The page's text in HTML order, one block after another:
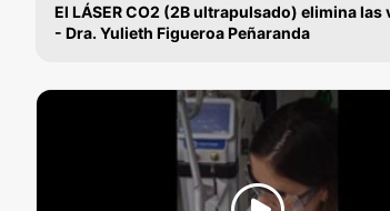
El LÁSER CO2 (2B ultrapulsado) elimina las
- Dra. Yulieth Figueroa Peñaranda